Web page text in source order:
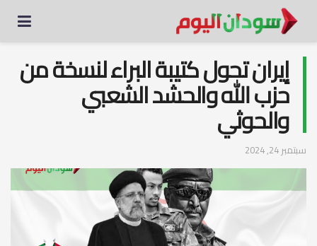
إيران تحول كتيبة البراء لنسخة من
حزب الله والحشد الشعبي
والحوثي
سبتمبر 24, 2024